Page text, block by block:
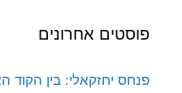
פוסטים אחרונים
פנחס יחזקאלי: בין הקוד